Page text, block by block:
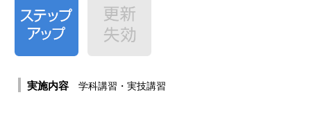
実施内容 学科講習・実技講習